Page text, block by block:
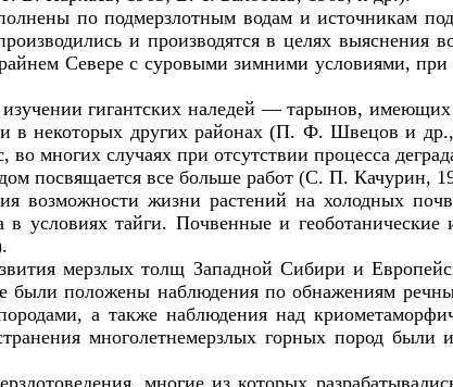
по подмерзлотным водам и источникам
и производятся в целях выяснения
Севере с суровыми зимними условиями, при
гигантских наледей — тарынов,
в некоторых других районах (П. Ф. Швецов и
во многих случаях при отсутствии процесса
посвящается все больше работ (С. П. Качурин,
возможности жизни растений на холодных
условиях тайги. Почвенные и
мерзлых толщ Западной Сибири и
положены наблюдения по обнажениям
а также наблюдения над
многолетнемерзлых горных пород были
многие из которых